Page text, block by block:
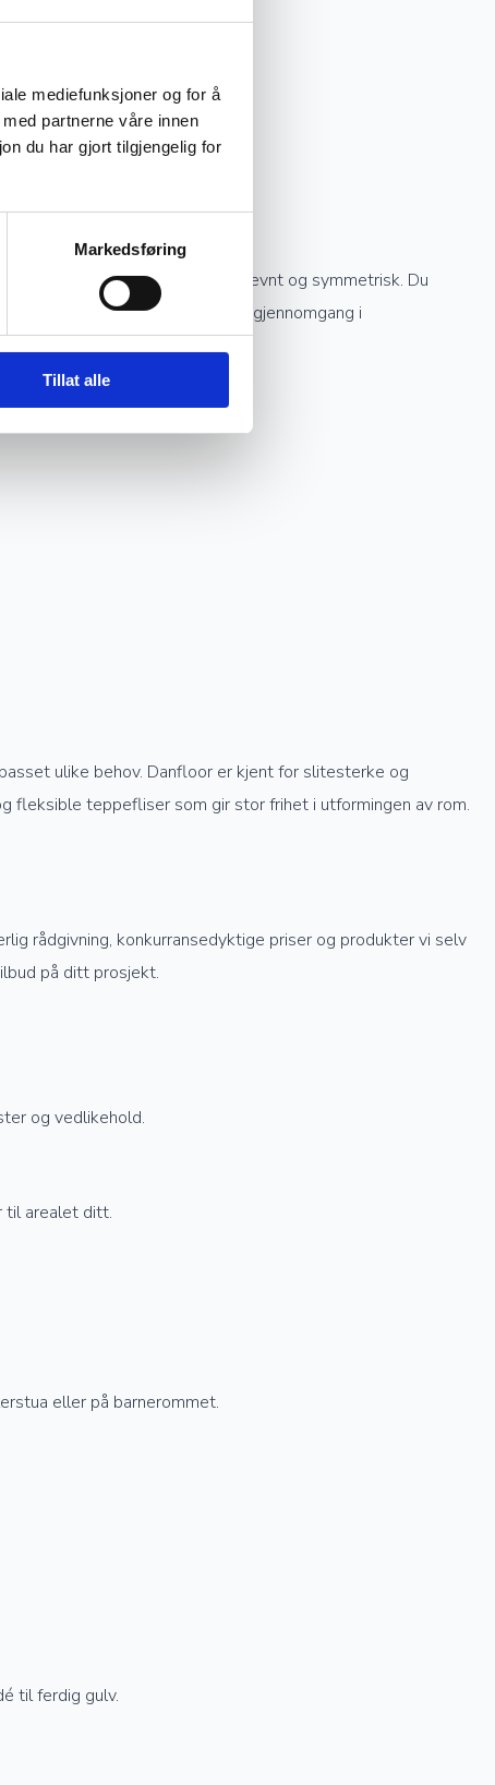
mediefunksjoner og for å
partnerne våre innen
du har gjort tilgjengelig for
Markedsføring
Tillat alle
utover, slik at mønsteret blir jevnt og symmetrisk. Du
finner du en grundigere gjennomgang i
seg pent i mange år.
ulike behov. Danfloor er kjent for slitesterke og
fleksible teppefliser som gir stor frihet i utformingen av rom.
rådgivning, konkurransedyktige priser og produkter vi selv
på ditt prosjekt.
og vedlikehold.
til arealet ditt.
eller på barnerommet.
til ferdig gulv.